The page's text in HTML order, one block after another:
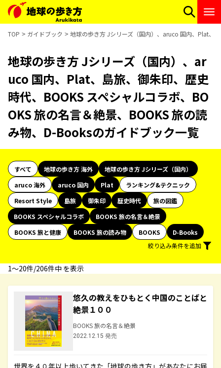
TOP ガイドブック 地球の歩き方 Jシリーズ（国内）、aruco 国内、Plat、
地球の歩き方 Jシリーズ（国内）、ar
uco 国内、Plat、島旅、御朱印、歴史
時代、BOOKS スペシャルコラボ、BO
OKS 旅の名言＆絶景、BOOKS 旅の読
み物、D-Booksのガイドブック一覧
すべて 地球の歩き方 海外
地球の歩き方 Jシリーズ（国内）
aruco 海外
aruco 国内 Plat
ランキング&テクニック
Resort Style
島旅 御朱印 歴史時代
旅の図鑑
BOOKS スペシャルコラボ
BOOKS 旅の名言＆絶景
BOOKS 旅と健康
BOOKS 旅の読み物 BOOKS
D-Books
絞り込み条件を追加
1〜20件/206件中 を表示
悠久の教えをひもとく中国のことばと
絶景１００
BOOKS 旅の名言＆絶景
2022.12.15 発売
世界を４０年以上歩いてきた「地球の歩き方」があなたにお届